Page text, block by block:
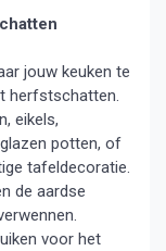
jouw keuken te
herfstschatten.
eikels,
potten, of
tafeldecoratie.
de aardse
voor het